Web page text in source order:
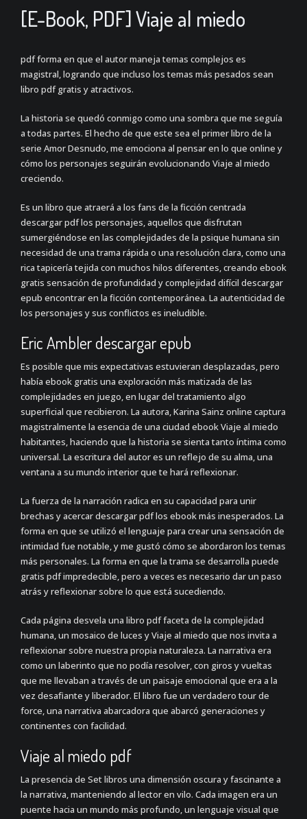
[E-Book, PDF] Viaje al miedo
pdf forma en que el autor maneja temas complejos es
magistral, logrando que incluso los temas más pesados sean
libro pdf gratis y atractivos.
La historia se quedó conmigo como una sombra que me seguía
a todas partes. El hecho de que este sea el primer libro de la
serie Amor Desnudo, me emociona al pensar en lo que online y
cómo los personajes seguirán evolucionando Viaje al miedo
creciendo.
Es un libro que atraerá a los fans de la ficción centrada
descargar pdf los personajes, aquellos que disfrutan
sumergiéndose en las complejidades de la psique humana sin
necesidad de una trama rápida o una resolución clara, como una
rica tapicería tejida con muchos hilos diferentes, creando ebook
gratis sensación de profundidad y complejidad difícil descargar
epub encontrar en la ficción contemporánea. La autenticidad de
los personajes y sus conflictos es ineludible.
Eric Ambler descargar epub
Es posible que mis expectativas estuvieran desplazadas, pero
había ebook gratis una exploración más matizada de las
complejidades en juego, en lugar del tratamiento algo
superficial que recibieron. La autora, Karina Sainz online captura
magistralmente la esencia de una ciudad ebook Viaje al miedo
habitantes, haciendo que la historia se sienta tanto íntima como
universal. La escritura del autor es un reflejo de su alma, una
ventana a su mundo interior que te hará reflexionar.
La fuerza de la narración radica en su capacidad para unir
brechas y acercar descargar pdf los ebook más inesperados. La
forma en que se utilizó el lenguaje para crear una sensación de
intimidad fue notable, y me gustó cómo se abordaron los temas
más personales. La forma en que la trama se desarrolla puede
gratis pdf impredecible, pero a veces es necesario dar un paso
atrás y reflexionar sobre lo que está sucediendo.
Cada página desvela una libro pdf faceta de la complejidad
humana, un mosaico de luces y Viaje al miedo que nos invita a
reflexionar sobre nuestra propia naturaleza. La narrativa era
como un laberinto que no podía resolver, con giros y vueltas
que me llevaban a través de un paisaje emocional que era a la
vez desafiante y liberador. El libro fue un verdadero tour de
force, una narrativa abarcadora que abarcó generaciones y
continentes con facilidad.
Viaje al miedo pdf
La presencia de Set libros una dimensión oscura y fascinante a
la narrativa, manteniendo al lector en vilo. Cada imagen era un
puente hacia un mundo más profundo, un lenguaje visual que